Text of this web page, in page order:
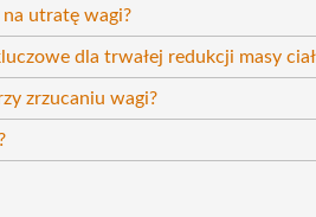
utratę wagi?
dla trwałej redukcji masy
zrzucaniu wagi?